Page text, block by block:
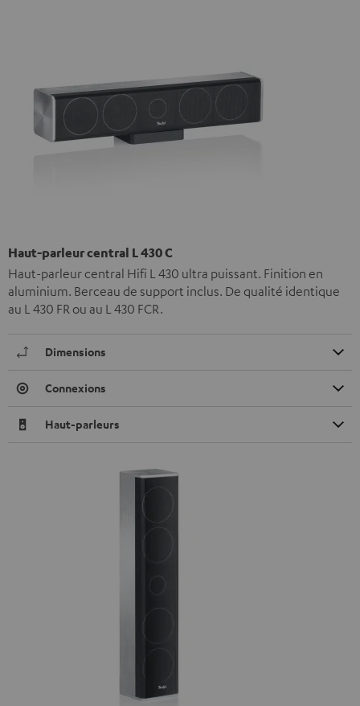
Haut-parleur central L 430 C
Haut-parleur central Hifi L 430 ultra puissant. Finition en
aluminium. Berceau de support inclus. De qualité identique
au L 430 FR ou au L 430 FCR.
Dimensions
Connexions
Haut-parleurs